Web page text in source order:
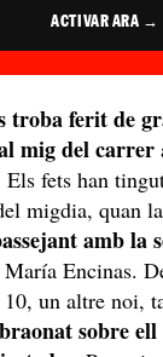
ACTIVAR ARA →
troba ferit de
mig del carrer
Els fets han
migdia, quan
amb la
Encinas.
un altre noi,
sobre